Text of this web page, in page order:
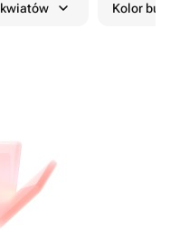
Kolor